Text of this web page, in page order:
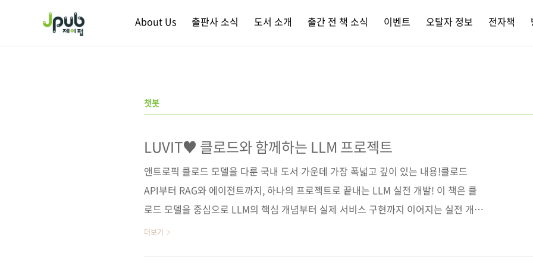
About Us 출판사 소식 도서 소개 출간 전 책 소식 이벤트 오탈자 정보 전자책
챗봇
LUVIT♥ 클로드와 함께하는 LLM 프로젝트
앤트로픽 클로드 모델을 다룬 국내 도서 가운데 가장 폭넓고 깊이 있는 내용!클로드
API부터 RAG와 에이전트까지, 하나의 프로젝트로 끝내는 LLM 실전 개발! 이 책은 클
로드 모델을 중심으로 LLM의 핵심 개념부터 실제 서비스 구현까지 이어지는 실전 개발
과정을 제시한다. 클로드 API와 리플릿, 프롬프트 엔지니어링을 통해 기초를 다지고, 박
더보기